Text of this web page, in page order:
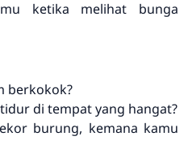
ketika melihat bunga
berkokok?
di tempat yang hangat?
burung, kemana kamu